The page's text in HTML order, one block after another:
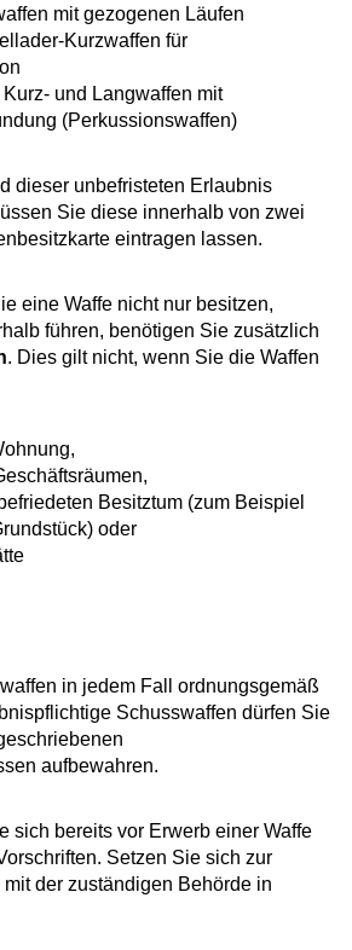
mit gezogenen Läufen
Kurzwaffen für
und Langwaffen mit
(Perkussionswaffen)
dieser unbefristeten Erlaubnis
Sie diese innerhalb von zwei
eintragen lassen.
eine Waffe nicht nur besitzen,
führen, benötigen Sie zusätzlich
. Dies gilt nicht, wenn Sie die Waffen
Besitztum (zum Beispiel
oder
in jedem Fall ordnungsgemäß
Schusswaffen dürfen Sie
aufbewahren.
sich bereits vor Erwerb einer Waffe
Setzen Sie sich zur
der zuständigen Behörde in